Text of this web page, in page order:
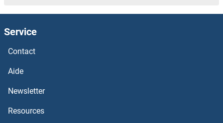
ABP Kits ELISA
ABO Kits ELISA
ABI1 Kits ELISA
Abhydrolase Domain Containing 17B Kits ELISA
Service
Contact
Aide
Newsletter
Resources